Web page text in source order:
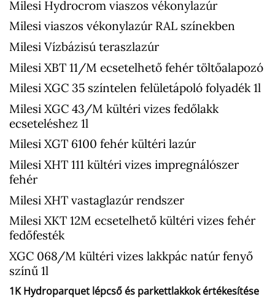
Milesi Hydrocrom viaszos vékonylazúr
Milesi viaszos vékonylazúr RAL színekben
Milesi Vízbázisú teraszlazúr
Milesi XBT 11/M ecsetelhető fehér töltőalapozó
Milesi XGC 35 színtelen felületápoló folyadék 1l
Milesi XGC 43/M kültéri vizes fedőlakk
ecseteléshez 1l
Milesi XGT 6100 fehér kültéri lazúr
Milesi XHT 111 kültéri vizes impregnálószer
fehér
Milesi XHT vastaglazúr rendszer
Milesi XKT 12M ecsetelhető kültéri vizes fehér
fedőfesték
XGC 068/M kültéri vizes lakkpác natúr fenyő
színű 1l
1K Hydroparquet lépcső és parkettlakkok értékesítése